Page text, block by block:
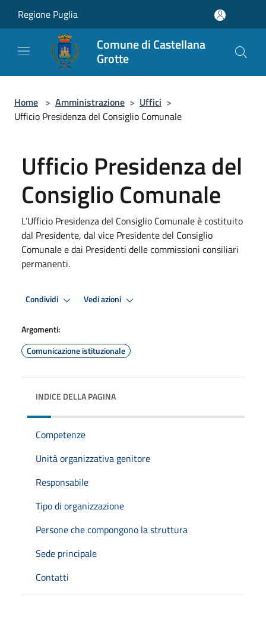
Regione Puglia
Comune di Castellana
Grotte
Home > Amministrazione > Uffici >
Ufficio Presidenza del Consiglio Comunale
Ufficio Presidenza del
Consiglio Comunale
L’Ufficio Presidenza del Consiglio Comunale è costituito
dal Presidente, dal vice Presidente del Consiglio
Comunale e dai Presidenti delle commissioni consiliari
permanenti.
Condividi Vedi azioni
Argomenti:
Comunicazione istituzionale
INDICE DELLA PAGINA
Competenze
Unità organizzativa genitore
Responsabile
Tipo di organizzazione
Persone che compongono la struttura
Sede principale
Contatti